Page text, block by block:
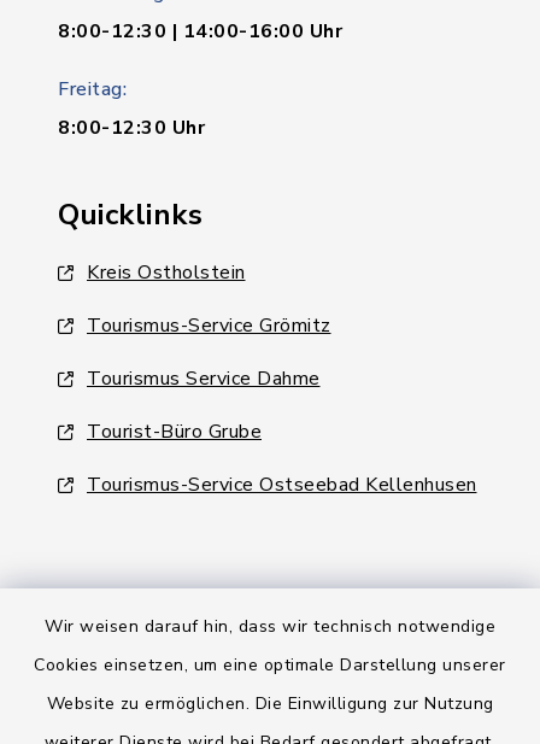
Wir weisen darauf hin, dass wir technisch notwendige
Cookies einsetzen, um eine optimale Darstellung unserer
Website zu ermöglichen. Die Einwilligung zur Nutzung
8:00-12:30 | 14:00-16:00 Uhr
Freitag:
8:00-12:30 Uhr
Quicklinks
Kreis Ostholstein
Tourismus-Service Grömitz
Tourismus Service Dahme
Tourist-Büro Grube
Tourismus-Service Ostseebad Kellenhusen
Kontakt